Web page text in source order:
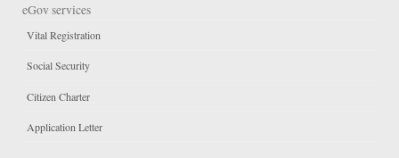
eGov services
Vital Registration
Social Security
Citizen Charter
Application Letter